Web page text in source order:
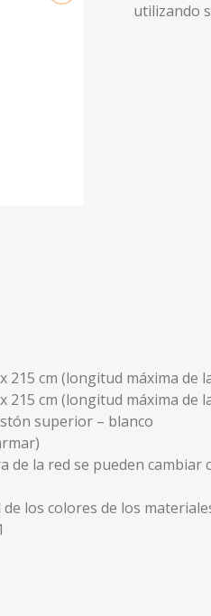
utilizando
215 cm (longitud máxima de
215 cm (longitud máxima de
superior – blanco
la red se pueden cambiar
los colores de los